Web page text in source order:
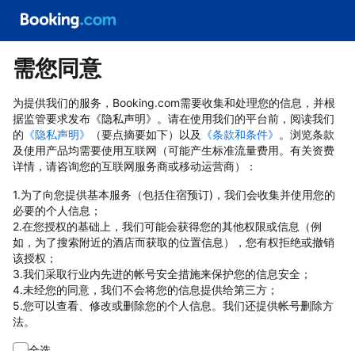
需您同意
为提供我们的服务，Booking.com需要收集和处理您的信息，并根
据监管要求发布《隐私声明》。请在使用我们的平台前，阅读我们
的 《隐私声明》 （要点摘要如下）以及 《条款和条件》 。浏览条款
及使用产品均需要使用互联网（可能产生标准流量费用。有关资费
详情，请咨询您的互联网服务商或移动运营商）：
1.为了向您提供基本服务（包括住宿预订)，我们会收集并使用您的
必要的个人信息；
2.在您授权的基础上，我们可能会获得您的其他权限或信息（例
如，为了搜索附近的酒店而获取的位置信息），您有权拒绝或撤销
该授权；
3.我们采取行业内先进的帐号安全措施来保护您的信息安全；
4.未经您的同意，我们不会将您的信息提供给第三方；
5.您可以查看、修改或删除您的个人信息。我们还提供帐号删除方
法。